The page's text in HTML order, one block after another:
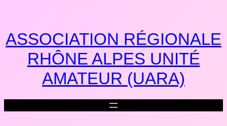
ASSOCIATION RÉGIONALE
RHÔNE ALPES UNITÉ
AMATEUR (UARA)